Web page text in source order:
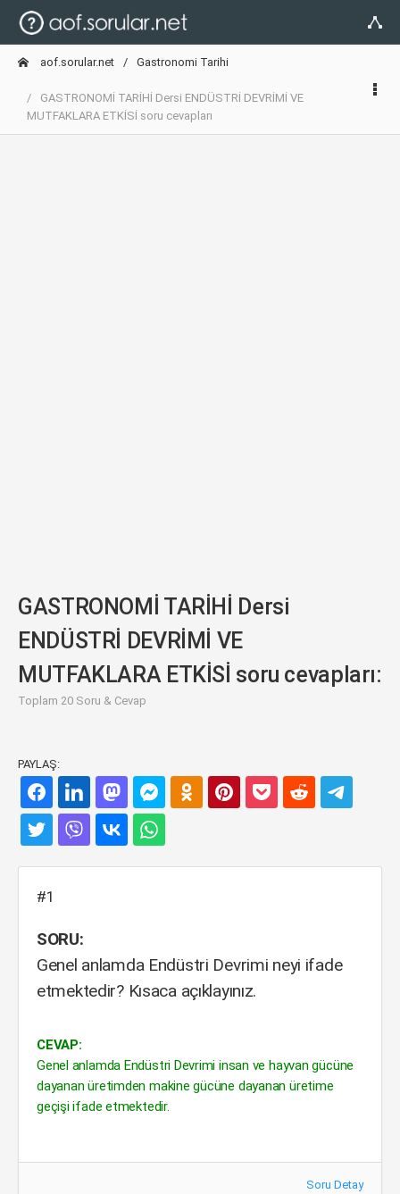
aof.sorular.net Gastronomi Tarihi
GASTRONOMİ TARİHİ Dersi ENDÜSTRİ DEVRİMİ VE
MUTFAKLARA ETKİSİ soru cevapları
GASTRONOMİ TARİHİ Dersi
ENDÜSTRİ DEVRİMİ VE
MUTFAKLARA ETKİSİ soru cevapları:
Toplam 20 Soru & Cevap
PAYLAŞ:
#1
SORU:
Genel anlamda Endüstri Devrimi neyi ifade
etmektedir? Kısaca açıklayınız.
CEVAP:
Genel anlamda Endüstri Devrimi insan ve hayvan gücüne
dayanan üretimden makine gücüne dayanan üretime
geçişi ifade etmektedir.
Soru Detay